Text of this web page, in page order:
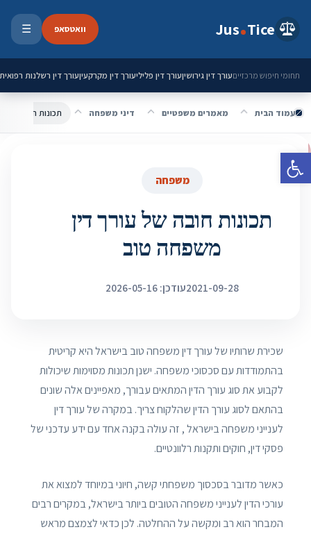
פתח סרגל נגישות
Jus Tice וואטסאפ ☰
תחומי חיפוש מרכזייםעורך דין גירושיןעורך דין פליליעורך דין מקרקעיןעורך דין רשלנות רפואית
עמוד הבית מאמרים משפטיים דיני משפחה תכונות חובה של
משפחה
תכונות חובה של עורך דין
משפחה טוב
2021-09-28עודכן: 2026-05-16
שכירת שרותיו של עורך דין משפחה טוב בישראל היא קריטית
בהתמודדות עם סכסוכי משפחה. ישנן תכונות מסוימות שיכולות
לקבוע את סוג עורך הדין המתאים עבורך, מאפיינים אלה שונים
בהתאם לסוג עורך הדין שהלקוח צריך. במקרה של עורך דין
לענייני משפחה בישראל , זה עולה בקנה אחד עם ידע עדכני של
פסקי דין, חוקים ותקנות רלוונטיים.
כאשר מדובר בסכסוך משפחתי קשה, חיוני במיוחד למצוא את
עורכי הדין לענייני משפחה הטובים ביותר בישראל, במקרים רבים
המבחר הוא רב ומקשה על ההחלטה. לכן כדאי לצמצם מראש